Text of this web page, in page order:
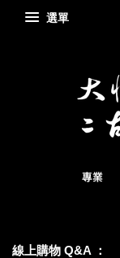
選單
線上購物 Q&A ：